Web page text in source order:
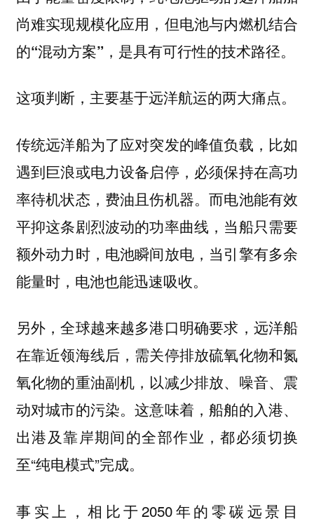
尚难实现规模化应用，但电池与内燃机结合
的“混动方案”，是具有可行性的技术路径。
这项判断，主要基于远洋航运的两大痛点。
传统远洋船为了应对突发的峰值负载，比如
遇到巨浪或电力设备启停，必须保持在高功
率待机状态，费油且伤机器。而电池能有效
平抑这条剧烈波动的功率曲线，当船只需要
额外动力时，电池瞬间放电，当引擎有多余
能量时，电池也能迅速吸收。
另外，全球越来越多港口明确要求，远洋船
在靠近领海线后，需关停排放硫氧化物和氮
氧化物的重油副机，以减少排放、噪音、震
动对城市的污染。这意味着，船舶的入港、
出港及靠岸期间的全部作业，都必须切换
至“纯电模式”完成。
事实上，相比于2050年的零碳远景目